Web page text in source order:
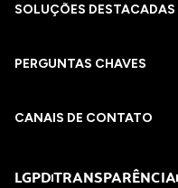
SOLUÇÕES DESTACADAS
PERGUNTAS CHAVES​
CANAIS DE CONTATO
LGPDTRANSPARÊNCIA